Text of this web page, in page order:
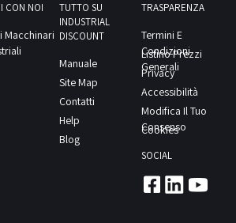
CON NOI
Macchinari
TUTTO SU
INDUSTRIAL
DISCOUNT
Manuale
Site Map
Contatti
Help
Blog
TRASPARENZA
Termini E
Condizioni
Generali
Listino Prezzi
Privacy
Accessibilità
Modifica Il Tuo
Consenso
Cookies
SOCIAL